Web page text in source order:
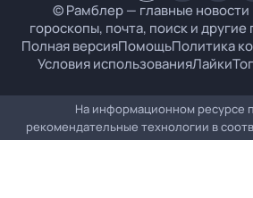
© Рамблер — главные новости
гороскопы, почта, поиск и
Полная версияПомощьПолитика
Условия использованияЛайки
На информационном ресурсе
рекомендательные технологии в